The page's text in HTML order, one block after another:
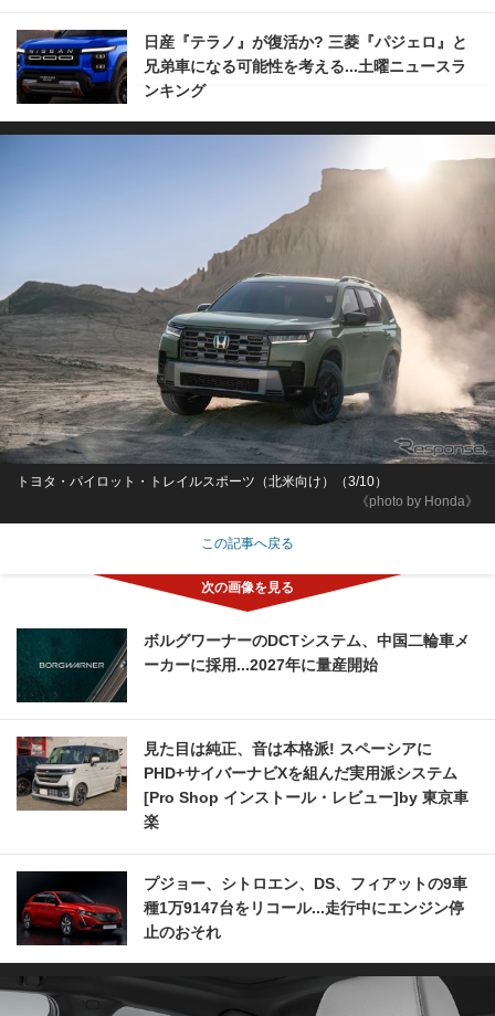
日産『テラノ』が復活か? 三菱『パジェロ』と
兄弟車になる可能性を考える...土曜ニュースラ
ンキング
《photo by Honda》
トヨタ・パイロット・トレイルスポーツ（北米向け）（3/10）
この記事へ戻る
ボルグワーナーのDCTシステム、中国二輪車メ
ーカーに採用...2027年に量産開始
見た目は純正、音は本格派! スペーシアに
PHD+サイバーナビXを組んだ実用派システム
[Pro Shop インストール・レビュー]by 東京車
楽
プジョー、シトロエン、DS、フィアットの9車
種1万9147台をリコール...走行中にエンジン停
止のおそれ